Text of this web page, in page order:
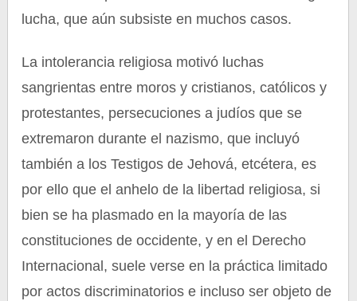
lucha, que aún subsiste en muchos casos.
La intolerancia religiosa motivó luchas
sangrientas entre moros y cristianos, católicos y
protestantes, persecuciones a judíos que se
extremaron durante el nazismo, que incluyó
también a los Testigos de Jehová, etcétera, es
por ello que el anhelo de la libertad religiosa, si
bien se ha plasmado en la mayoría de las
constituciones de occidente, y en el Derecho
Internacional, suele verse en la práctica limitado
por actos discriminatorios e incluso ser objeto de